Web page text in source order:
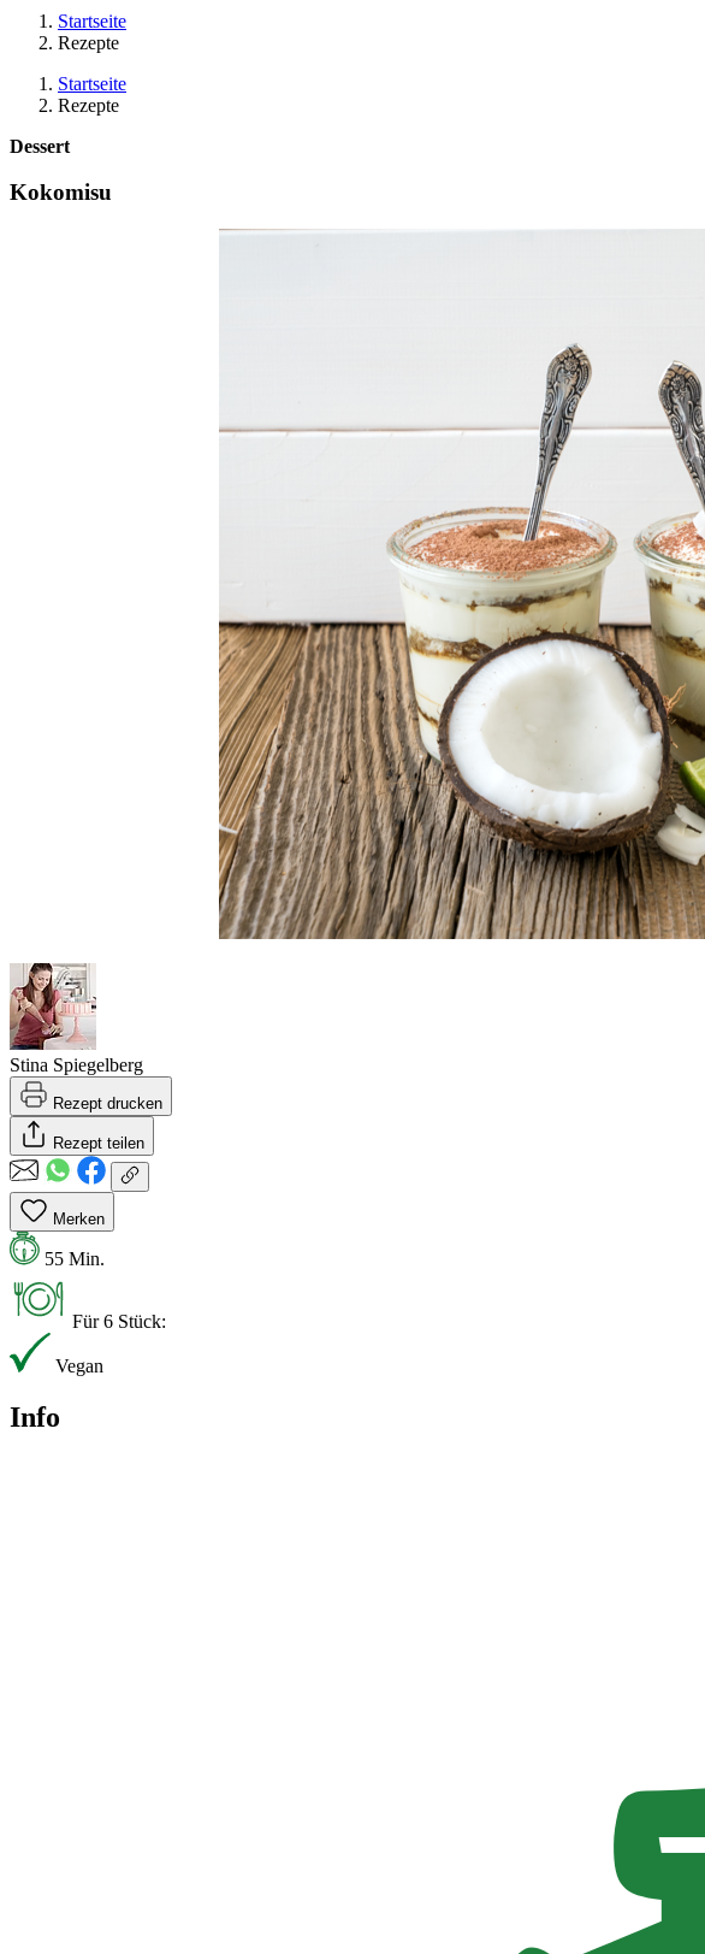
Startseite
Rezepte
Startseite
Rezepte
Dessert
Kokomisu
Stina Spiegelberg
Rezept drucken
Rezept teilen
Merken
55 Min.
Für 6 Stück:
Vegan
Info